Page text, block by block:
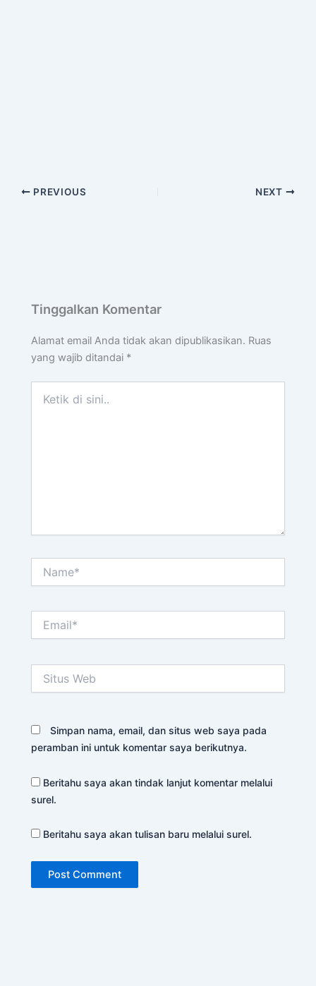
PREVIOUS NEXT
Tinggalkan Komentar
Alamat email Anda tidak akan dipublikasikan. Ruas
yang wajib ditandai *
Web
Simpan nama, email, dan situs web saya pada
peramban ini untuk komentar saya berikutnya.
Beritahu saya akan tindak lanjut komentar melalui
surel.
Beritahu saya akan tulisan baru melalui surel.